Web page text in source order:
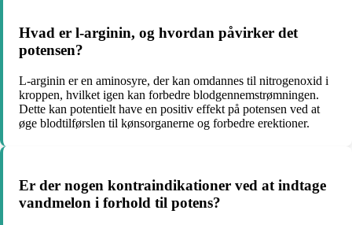
Hvad er l-arginin, og hvordan påvirker det
potensen?
L-arginin er en aminosyre, der kan omdannes til nitrogenoxid i
kroppen, hvilket igen kan forbedre blodgennemstrømningen.
Dette kan potentielt have en positiv effekt på potensen ved at
øge blodtilførslen til kønsorganerne og forbedre erektioner.
Er der nogen kontraindikationer ved at indtage
vandmelon i forhold til potens?